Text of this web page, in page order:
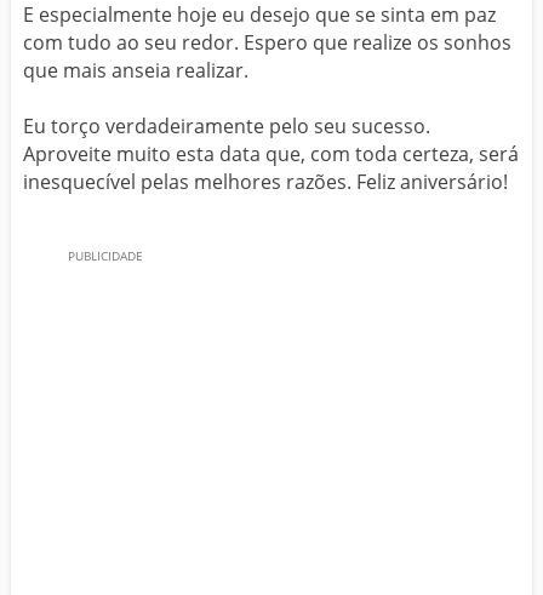
E especialmente hoje eu desejo que se sinta em paz
com tudo ao seu redor. Espero que realize os sonhos
que mais anseia realizar.
Eu torço verdadeiramente pelo seu sucesso.
Aproveite muito esta data que, com toda certeza, será
inesquecível pelas melhores razões. Feliz aniversário!